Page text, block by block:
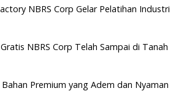
NBRS Corp Gelar Pelatihan Industri
NBRS Corp Telah Sampai di Tanah
Premium yang Adem dan Nyaman